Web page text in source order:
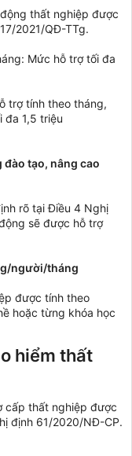
thất nghiệp được
2021/QĐ-TTg.
Mức hỗ trợ tối đa
trợ tính theo tháng,
đa 1,5 triệu
tạo, nâng cao
rõ tại Điều 4 Nghị
sẽ được hỗ trợ
người/tháng
được tính theo
hoặc từng khóa học
hiểm thất
cấp thất nghiệp được
định 61/2020/NĐ-CP.